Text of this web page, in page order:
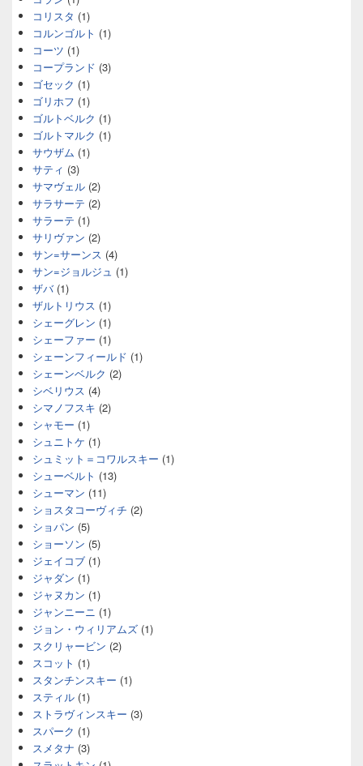
コリスタ (1)
コルンゴルト (1)
コーツ (1)
コープランド (3)
ゴセック (1)
ゴリホフ (1)
ゴルトベルク (1)
ゴルトマルク (1)
サウザム (1)
サティ (3)
サマヴェル (2)
サラサーテ (2)
サラーテ (1)
サリヴァン (2)
サン=サーンス (4)
サン=ジョルジュ (1)
ザバ(1)
ザルトリウス (1)
シェーグレン (1)
シェーファー (1)
シェーンフィールド (1)
シェーンベルク (2)
シベリウス (4)
シマノフスキ (2)
シャモー (1)
シュニトケ (1)
シュミット＝コワルスキー (1)
シューベルト (13)
シューマン (11)
ショスタコーヴィチ (2)
ショパン (5)
ショーソン (5)
ジェイコブ (1)
ジャダン (1)
ジャヌカン (1)
ジャンニーニ (1)
ジョン・ウィリアムズ (1)
スクリャービン (2)
スコット (1)
スタンチンスキー (1)
スティル (1)
ストラヴィンスキー (3)
スパーク (1)
スメタナ (3)